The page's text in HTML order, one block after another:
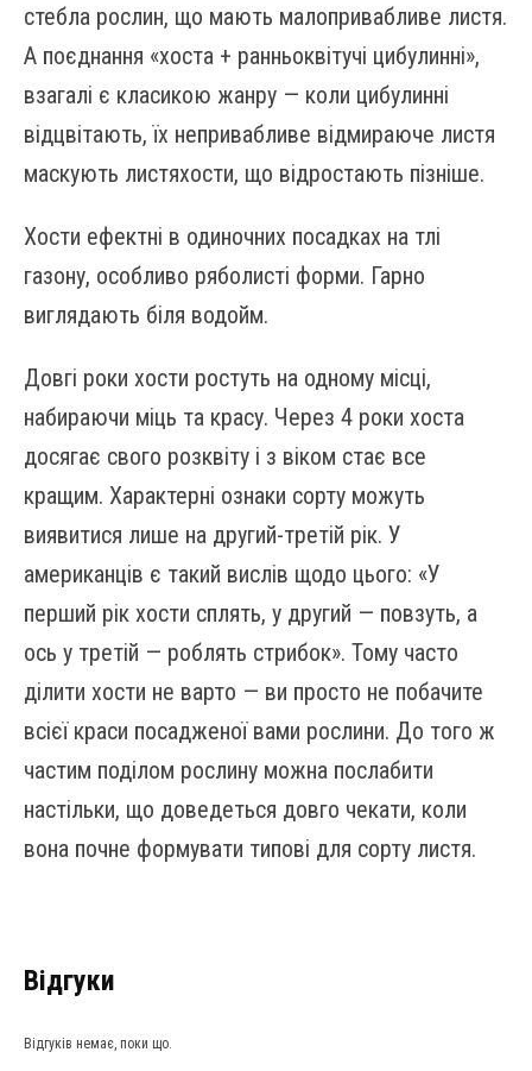
стебла рослин, що мають малопривабливе листя.
А поєднання «хоста + ранньоквітучі цибулинні»,
взагалі є класикою жанру — коли цибулинні
відцвітають, їх непривабливе відмираюче листя
маскують листяхости, що відростають пізніше.
Хости ефектні в одиночних посадках на тлі
газону, особливо ряболисті форми. Гарно
виглядають біля водойм.
Довгі роки хости ростуть на одному місці,
набираючи міць та красу. Через 4 роки хоста
досягає свого розквіту і з віком стає все
кращим. Характерні ознаки сорту можуть
виявитися лише на другий-третій рік. У
американців є такий вислів щодо цього: «У
перший рік хости сплять, у другий — повзуть, а
ось у третій — роблять стрибок». Тому часто
ділити хости не варто — ви просто не побачите
всієї краси посадженої вами рослини. До того ж
частим поділом рослину можна послабити
настільки, що доведеться довго чекати, коли
вона почне формувати типові для сорту листя.
Відгуки
Відгуків немає, поки що.